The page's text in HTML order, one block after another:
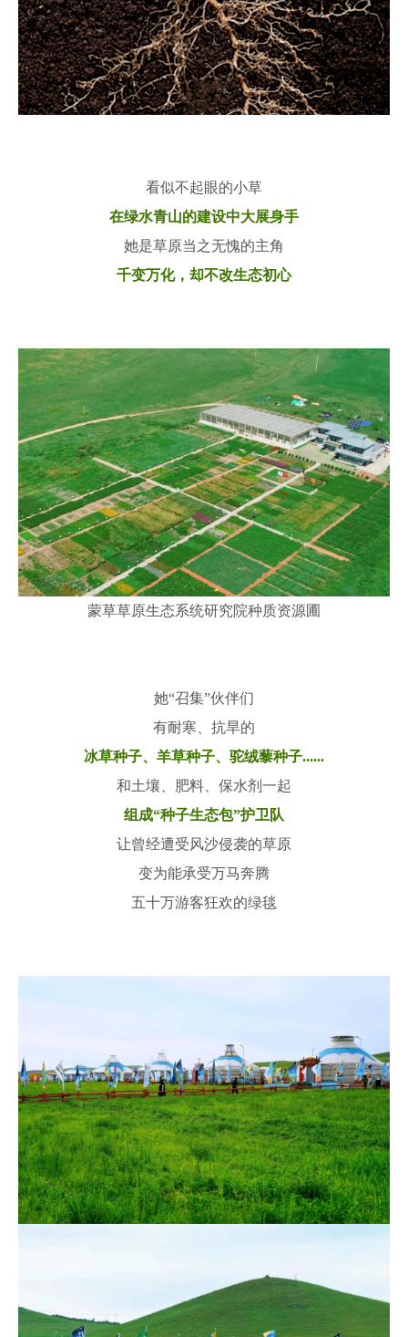
看似不起眼的小草
在绿水青山的建设中大展身手
她是草原当之无愧的主角
千变万化，却不改生态初心
蒙草草原生态系统研究院种质资源圃
她“召集”伙伴们
有耐寒、抗旱的
冰草种子、羊草种子、驼绒藜种子......
和土壤、肥料、保水剂一起
组成“种子生态包”护卫队
让曾经遭受风沙侵袭的草原
变为能承受万马奔腾
五十万游客狂欢的绿毯